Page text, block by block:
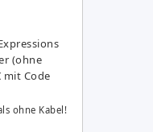
(ohne
mit Code
ohne Kabel!